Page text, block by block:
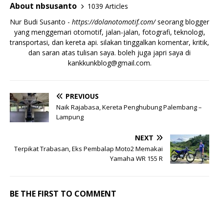
About nbsusanto
1039 Articles
Nur Budi Susanto - https://dolanotomotif.com/seorang blogger
yang menggemari otomotif, jalan-jalan, fotografi, teknologi,
transportasi, dan kereta api. silakan tinggalkan komentar, kritik,
dan saran atas tulisan saya. boleh juga japri saya di
kankkunkblog@gmail.com.
PREVIOUS
Naik Rajabasa, Kereta Penghubung Palembang –
Lampung
NEXT
Terpikat Trabasan, Eks Pembalap Moto2 Memakai
Yamaha WR 155 R
BE THE FIRST TO COMMENT